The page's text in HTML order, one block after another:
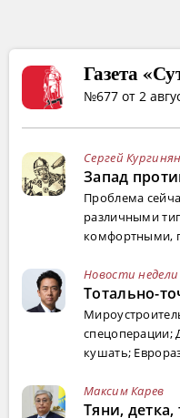
Газета
№677 от 2
Сергей Кургинян
Запад
Проблема
различными
комфортными,
Новости недели
Тотально-
спецоперации;
кушать;
Максим Карев
Тяни, детка,